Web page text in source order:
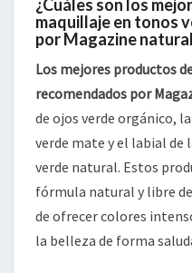
¿Cuáles son los
maquillaje en tonos
por Magazine
Los mejores productos
recomendados por
de ojos verde orgánico,
verde mate y el labial de
verde natural. Estos
fórmula natural y libre
de ofrecer colores
la belleza de forma